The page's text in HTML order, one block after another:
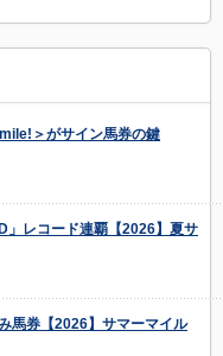
＞がサイン馬券の鍵
」レコード連覇【2026】夏サ
馬券【2026】サマーマイル